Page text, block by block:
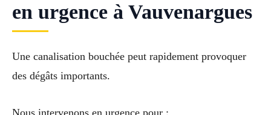
en urgence à Vauvenargues
Une canalisation bouchée peut rapidement provoquer
des dégâts importants.
Nous intervenons en urgence pour :